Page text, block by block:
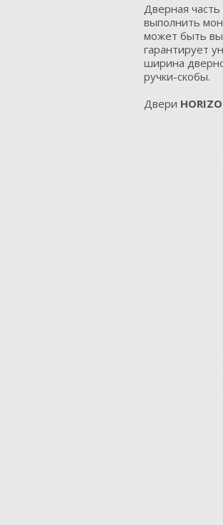
Дверная
выполнить
может быть
гарантирует
ширина
ручки-скобы.
Двери